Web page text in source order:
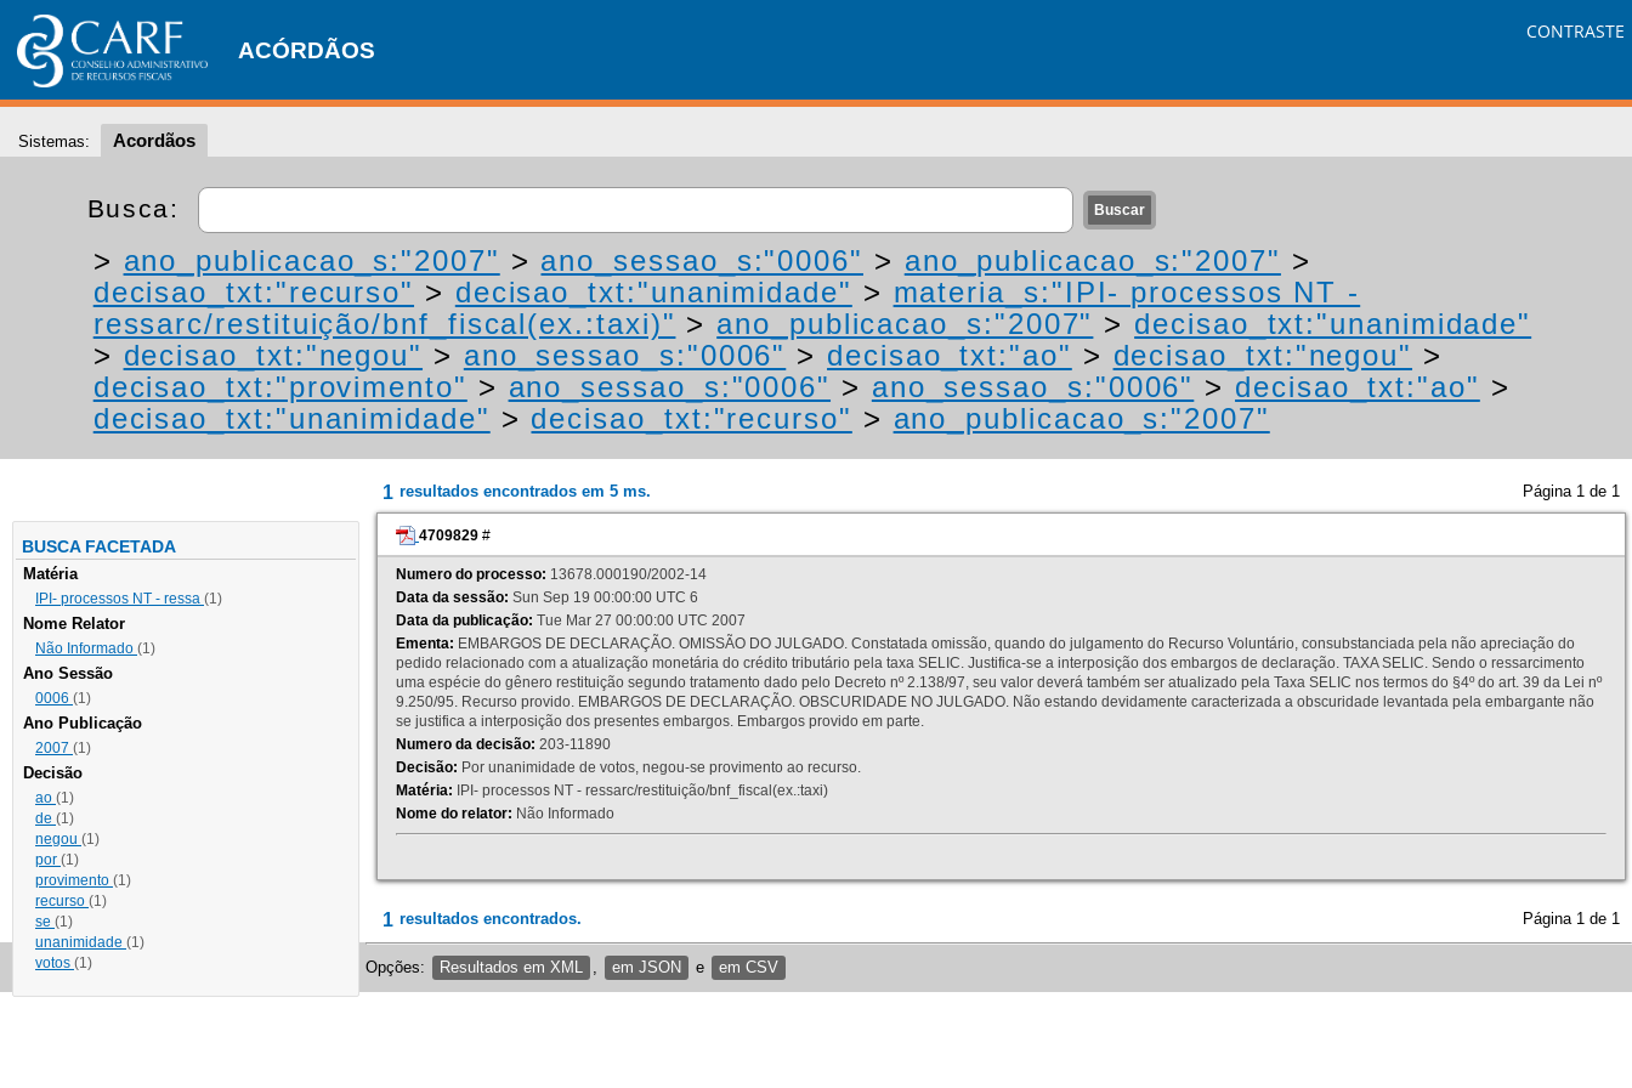
ACÓRDÃOS
CONTRASTE
Sistemas: Acordãos
Busca:
> ano_publicacao_s:"2007" > ano_sessao_s:"0006" > ano_publicacao_s:"2007" >
decisao_txt:"recurso" > decisao_txt:"unanimidade" > materia_s:"IPI- processos NT -
ressarc/restituição/bnf_fiscal(ex.:taxi)" > ano_publicacao_s:"2007" > decisao_txt:"unanimidade"
> decisao_txt:"negou" > ano_sessao_s:"0006" > decisao_txt:"ao" > decisao_txt:"negou" >
decisao_txt:"provimento" > ano_sessao_s:"0006" > ano_sessao_s:"0006" > decisao_txt:"ao" >
decisao_txt:"unanimidade" > decisao_txt:"recurso" > ano_publicacao_s:"2007"
BUSCA FACETADA
Matéria
IPI- processos NT - ressa (1)
Nome Relator
Não Informado (1)
Ano Sessão
0006 (1)
Ano Publicação
2007 (1)
Decisão
ao (1)
de (1)
negou (1)
por (1)
provimento (1)
recurso (1)
se (1)
unanimidade (1)
votos (1)
1 resultados encontrados em 5 ms. Página 1 de 1
4709829 #
Numero do processo: 13678.000190/2002-14
Data da sessão: Sun Sep 19 00:00:00 UTC 6
Data da publicação: Tue Mar 27 00:00:00 UTC 2007
Ementa: EMBARGOS DE DECLARAÇÃO. OMISSÃO DO JULGADO. Constatada omissão, quando do julgamento do Recurso Voluntário, consubstanciada pela não apreciação do
pedido relacionado com a atualização monetária do crédito tributário pela taxa SELIC. Justifica-se a interposição dos embargos de declaração. TAXA SELIC. Sendo o ressarcimento
uma espécie do gênero restituição segundo tratamento dado pelo Decreto nº 2.138/97, seu valor deverá também ser atualizado pela Taxa SELIC nos termos do §4º do art. 39 da Lei nº
9.250/95. Recurso provido. EMBARGOS DE DECLARAÇÃO. OBSCURIDADE NO JULGADO. Não estando devidamente caracterizada a obscuridade levantada pela embargante não
se justifica a interposição dos presentes embargos. Embargos provido em parte.
Numero da decisão: 203-11890
Decisão: Por unanimidade de votos, negou-se provimento ao recurso.
Matéria: IPI- processos NT - ressarc/restituição/bnf_fiscal(ex.:taxi)
Nome do relator: Não Informado
1 resultados encontrados. Página 1 de 1
Opções: Resultados em XML em JSON e em CSV